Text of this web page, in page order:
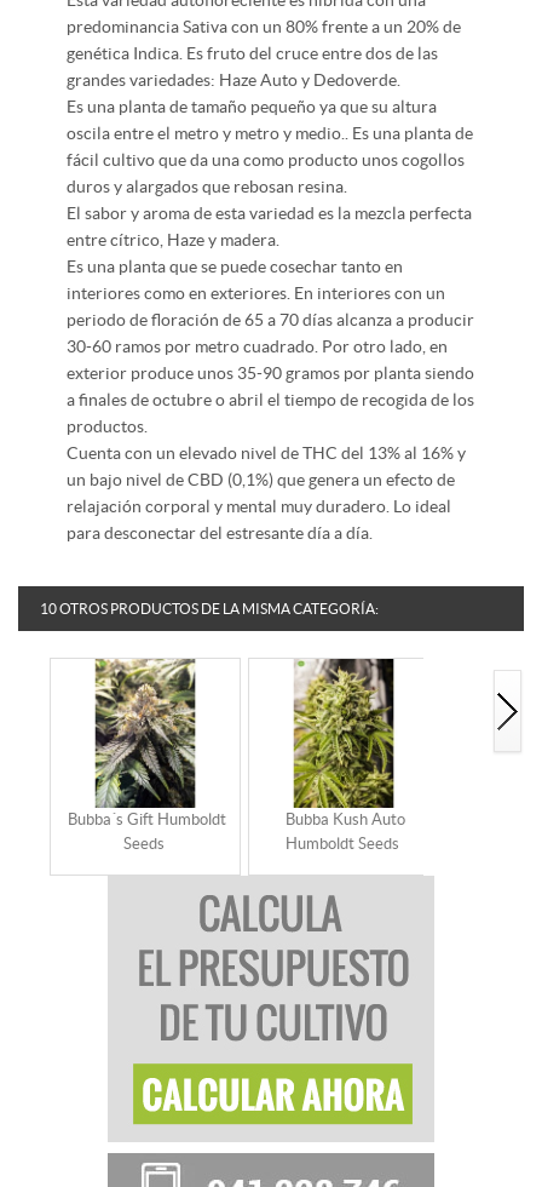
predominancia Sativa con un 80% frente a un 20% de
genética Indica. Es fruto del cruce entre dos de las
grandes variedades: Haze Auto y Dedoverde.
Es una planta de tamaño pequeño ya que su altura
oscila entre el metro y metro y medio.. Es una planta de
fácil cultivo que da una como producto unos cogollos
duros y alargados que rebosan resina.
El sabor y aroma de esta variedad es la mezcla perfecta
entre cítrico, Haze y madera.
Es una planta que se puede cosechar tanto en
interiores como en exteriores. En interiores con un
periodo de floración de 65 a 70 días alcanza a producir
30-60 ramos por metro cuadrado. Por otro lado, en
exterior produce unos 35-90 gramos por planta siendo
a finales de octubre o abril el tiempo de recogida de los
productos.
Cuenta con un elevado nivel de THC del 13% al 16% y
un bajo nivel de CBD (0,1%) que genera un efecto de
relajación corporal y mental muy duradero. Lo ideal
para desconectar del estresante día a día.
10 OTROS PRODUCTOS DE LA MISMA CATEGORÍA:
Bubba´s Gift Humboldt
Seeds
Bubba Kush Auto
Humboldt Seeds